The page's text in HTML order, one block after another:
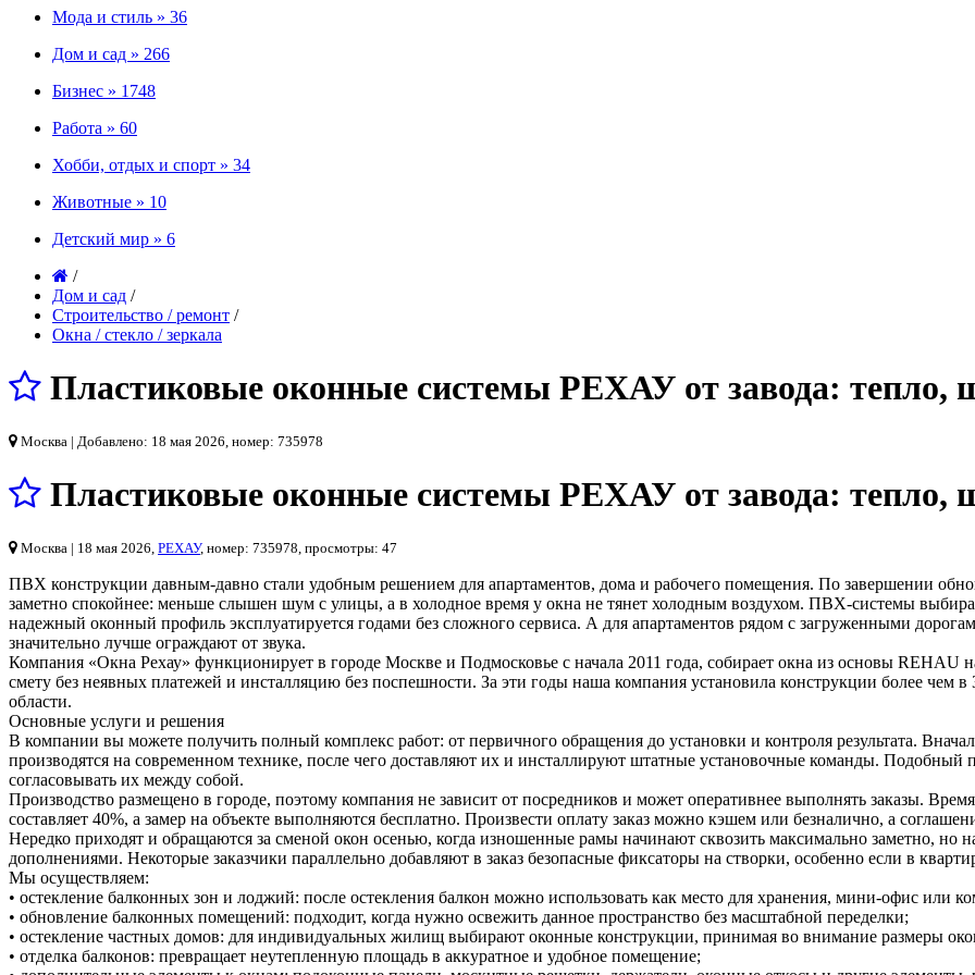
Мода и стиль » 36
Дом и сад » 266
Бизнес » 1748
Работа » 60
Хобби, отдых и спорт » 34
Животные » 10
Детский мир » 6
/
Дом и сад /
Строительство / ремонт /
Окна / стеклo / зеркала
Пластиковые оконные системы РЕХАУ от завода: тепло,
Москва | Добавлено: 18 мая 2026, номер: 735978
Пластиковые оконные системы РЕХАУ от завода: тепло,
Москва | 18 мая 2026, РЕХАУ, номер: 735978, просмотры: 47
ПВХ конструкции давным-давно стали удобным решением для апартаментов, дома и рабочего помещения. По завершении
заметно спокойнее: меньше слышен шум с улицы, а в холодное время у окна не тянет холодным воздухом. ПВХ-системы
надежный оконный профиль эксплуатируется годами без сложного сервиса. А для апартаментов рядом с загруженными
значительно лучше ограждают от звука.
Компания «Окна Рехау» функционирует в городе Москве и Подмосковье с начала 2011 года, собирает окна из основы REHAU
смету без неявных платежей и инсталляцию без поспешности. За эти годы наша компания установила конструкции более чем
области.
Основные услуги и решения
В компании вы можете получить полный комплекс работ: от первичного обращения до установки и контроля результата.
производятся на современном технике, после чего доставляют их и инсталлируют штатные установочные команды. Подобный
согласовывать их между собой.
Производство размещено в городе, поэтому компания не зависит от посредников и может оперативнее выполнять заказы.
составляет 40%, а замер на объекте выполняются бесплатно. Произвести оплату заказ можно кэшем или безналично, а
Нередко приходят и обращаются за сменой окон осенью, когда изношенные рамы начинают сквозить максимально заметно,
дополнениями. Некоторые заказчики параллельно добавляют в заказ безопасные фиксаторы на створки, особенно если в
Мы осуществляем:
• остекление балконных зон и лоджий: после остекления балкон можно использовать как место для хранения, мини-офис или
• обновление балконных помещений: подходит, когда нужно освежить данное пространство без масштабной переделки;
• остекление частных домов: для индивидуальных жилищ выбирают оконные конструкции, принимая во внимание размеры
• отделка балконов: превращает неутепленную площадь в аккуратное и удобное помещение;